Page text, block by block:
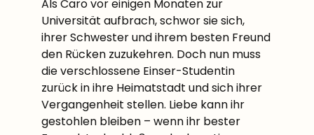
Als Caro vor einigen Monaten zur
Universität aufbrach, schwor sie sich,
ihrer Schwester und ihrem besten Freund
den Rücken zuzukehren. Doch nun muss
die verschlossene Einser-Studentin
zurück in ihre Heimatstadt und sich ihrer
Vergangenheit stellen. Liebe kann ihr
gestohlen bleiben – wenn ihr bester